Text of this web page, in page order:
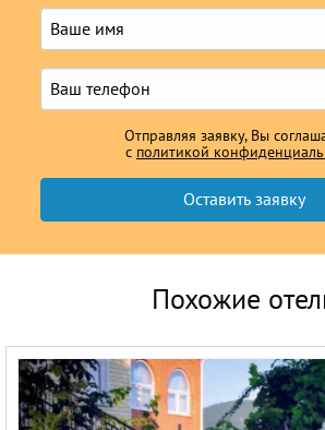
Отправляя заявку, Вы
с политикой
Похожие